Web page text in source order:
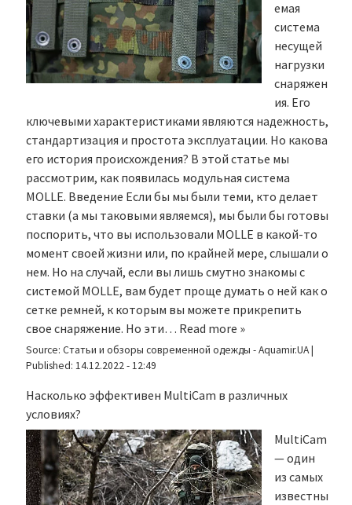
емая
система
несущей
нагрузки
снаряжен
ия. Его
ключевыми характеристиками являются надежность,
стандартизация и простота эксплуатации. Но какова
его история происхождения? В этой статье мы
рассмотрим, как появилась модульная система
MOLLE. Введение Если бы мы были теми, кто делает
ставки (а мы таковыми являемся), мы были бы готовы
поспорить, что вы использовали MOLLE в какой-то
момент своей жизни или, по крайней мере, слышали о
нем. Но на случай, если вы лишь смутно знакомы с
системой MOLLE, вам будет проще думать о ней как о
сетке ремней, к которым вы можете прикрепить
свое снаряжение. Но эти… Read more »
Source: Статьи и обзоры современной одежды - Aquamir.UA|
Published: 14.12.2022 - 12:49
Насколько эффективен MultiCam в различных
условиях?
MultiCam
— один
из самых
известны